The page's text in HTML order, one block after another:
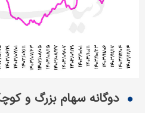
دوگانه سهام بزرگ و